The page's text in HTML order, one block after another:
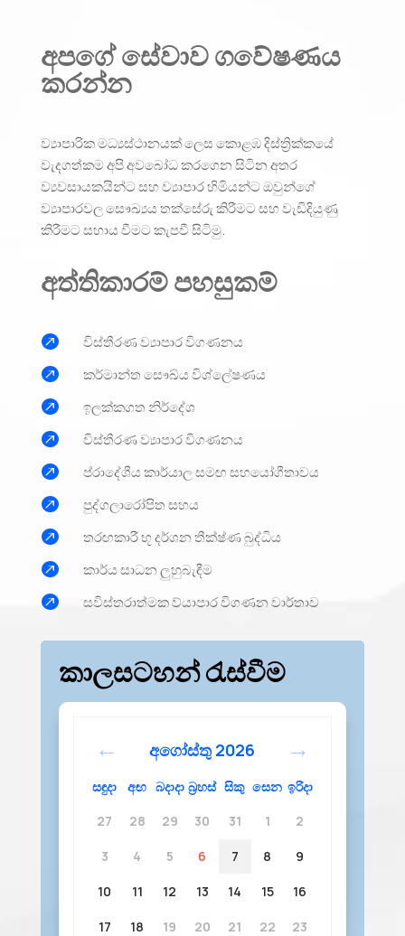
අපගේ සේවාව ගවේෂණය
කරන්න
ව්‍යාපාරික මධ්‍යස්ථානයක් ලෙස කොළඹ දිස්ත්‍රික්කයේ
වැදගත්කම අපි අවබෝධ කරගෙන සිටින අතර
ව්‍යවසායකයින්ට සහ ව්‍යාපාර හිමියන්ට ඔවුන්ගේ
ව්‍යාපාරවල සෞඛ්‍යය තක්සේරු කිරීමට සහ වැඩිදියුණු
කිරීමට සහාය වීමට කැපවී සිටිමු.
අත්තිකාරම් පහසුකම්
 විස්තීරණ ව්‍යාපාර විගණනය
 කර්මාන්ත සෞඛ්ය විශ්ලේෂණය
 ඉලක්කගත නිර්දේශ
 විස්තීරණ ව්‍යාපාර විගණනය
 ප්රාදේශීය කාර්යාල සමඟ සහයෝගීතාවය
 පුද්ගලාරෝපිත සහය
 තරඟකාරී භූ දර්ශන තීක්ෂ්ණ බුද්ධිය
 කාර්ය සාධන ලුහුබැඳීම
 සවිස්තරාත්මක ව්යාපාර විගණන වාර්තාව
කාලසටහන් රැස්වීම
අගෝස්තු 2026
සඳුදා අඟ බදාදා බ්‍රහස් සිකු සෙන ඉරිදා
27 28 29 30 31 1 2
3 4 5 6 7 8 9
10 11 12 13 14 15 16
17 18 19 20 21 22 23